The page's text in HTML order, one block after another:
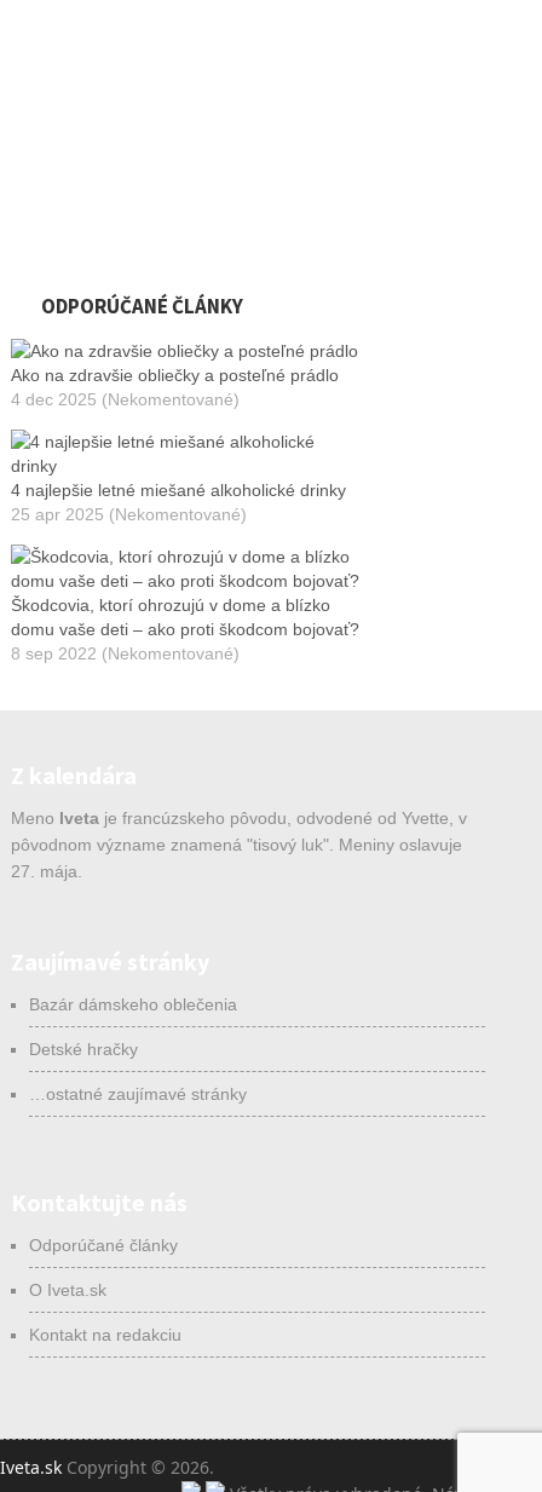
ODPORÚČANÉ ČLÁNKY
Ako na zdravšie obliečky a posteľné prádlo
4 dec 2025 (Nekomentované)
4 najlepšie letné miešané alkoholické drinky
25 apr 2025 (Nekomentované)
Škodcovia, ktorí ohrozujú v dome a blízko
domu vaše deti – ako proti škodcom bojovať?
8 sep 2022 (Nekomentované)
Meno Ivetaje francúzskeho pôvodu, odvodené od Yvette, v
pôvodnom význame znamená "tisový luk". Meniny oslavuje
27. mája.
Bazár dámskeho oblečenia
Detské hračky
…ostatné zaujímavé stránky
Odporúčané články
O Iveta.sk
Kontakt na redakciu
Iveta.sk Copyright © 2026.